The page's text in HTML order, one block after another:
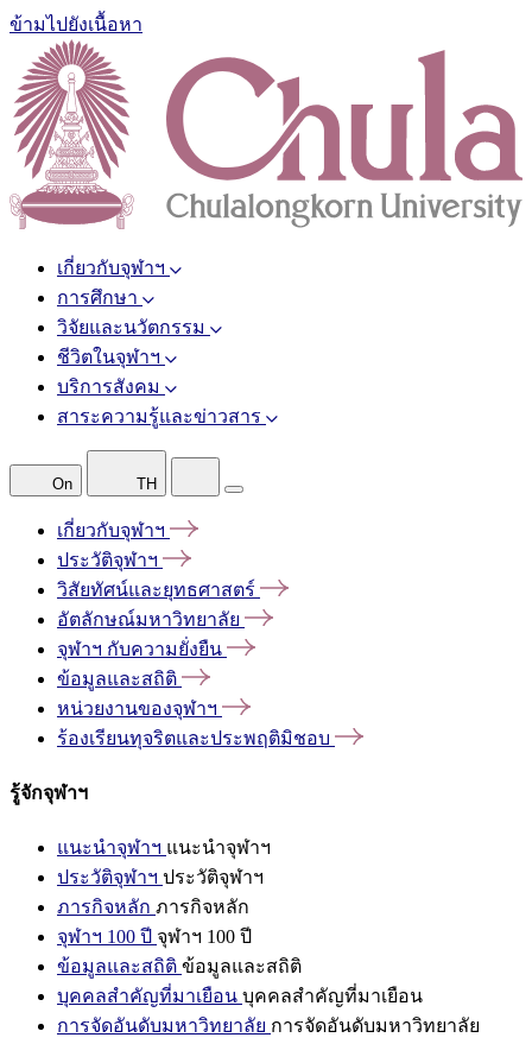
ข้ามไปยังเนื้อหา
เกี่ยวกับจุฬาฯ
การศึกษา
วิจัยและนวัตกรรม
ชีวิตในจุฬาฯ
บริการสังคม
สาระความรู้และข่าวสาร
On TH
เกี่ยวกับจุฬาฯ
ประวัติจุฬาฯ
วิสัยทัศน์และยุทธศาสตร์
อัตลักษณ์มหาวิทยาลัย
จุฬาฯ กับความยั่งยืน
ข้อมูลและสถิติ
หน่วยงานของจุฬาฯ
ร้องเรียนทุจริตและประพฤติมิชอบ
รู้จักจุฬาฯ
แนะนำจุฬาฯ แนะนำจุฬาฯ
ประวัติจุฬาฯ ประวัติจุฬาฯ
ภารกิจหลัก ภารกิจหลัก
จุฬาฯ 100 ปี จุฬาฯ 100 ปี
ข้อมูลและสถิติ ข้อมูลและสถิติ
บุคคลสำคัญที่มาเยือน บุคคลสำคัญที่มาเยือน
การจัดอันดับมหาวิทยาลัย การจัดอันดับมหาวิทยาลัย